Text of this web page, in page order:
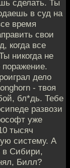
сделать. Ты
в суд на
время
свои
когда все
никогда не
дело
- твоя
бл*дь. Тебе
развози
уже
тысяч
систему. А
в Сибири,
Билл?